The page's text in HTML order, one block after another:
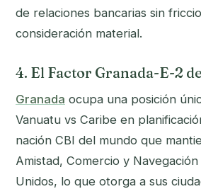
de relaciones bancarias sin
consideración material.
4. El Factor Granada-E-2
Granada ocupa una posición
Vanuatu vs Caribe en
nación CBI del mundo que
Amistad, Comercio y
Unidos, lo que otorga a sus